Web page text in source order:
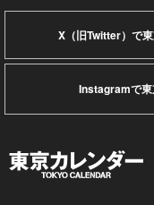
X（旧Twitter）で
Instagramで東